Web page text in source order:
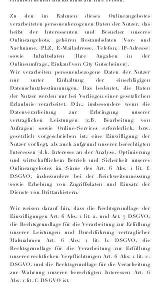
Zu den im Rahmen dieses Onlineangebotes
verarbeiteten personenbezogenen Daten der Nutzer, das
heißt der Interessenten und Besucher unseres
Onlineangebots, gehören Bestandsdaten (Vor- und
Nachname, PLZ, E-Mailadresse, Telefon, IP-Adresse)
sowie Inhaltsdaten (Ihre Angaben in der
Onlineumfrage, Einkauf von City Gutscheinen).
Wir verarbeiten personenbezogene Daten der Nutzer
nur unter Einhaltung der einschlägigen
Datenschutzbestimmungen. Das bedeutet, die Daten
der Nutzer werden nur bei Vorliegen einer gesetzlichen
Erlaubnis verarbeitet. D.h., insbesondere wenn die
Datenverarbeitung zur Erbringung unserer
vertraglichen Leistungen (z.B. Bearbeitung von
Anfragen) sowie Online-Services erforderlich, bzw.
gesetzlich vorgeschrieben ist, eine Einwilligung der
Nutzer vorliegt, als auch aufgrund unserer berechtigten
Interessen (d.h. Interesse an der Analyse, Optimierung
und wirtschaftlichem Betrieb und Sicherheit unseres
Onlineangebotes im Sinne des Art. 6 Abs. 1 lit. f.
DSGVO, insbesondere bei der Reichweitenmessung
sowie Erhebung von Zugriffsdaten und Einsatz der
Dienste von Drittanbietern.
Wir weisen darauf hin, dass die Rechtsgrundlage der
Einwilligungen Art. 6 Abs. 1 lit. a. und Art. 7 DSGVO,
die Rechtsgrundlage für die Verarbeitung zur Erfüllung
unserer Leistungen und Durchführung vertraglicher
Maßnahmen Art. 6 Abs. 1 lit. b. DSGVO, die
Rechtsgrundlage für die Verarbeitung zur Erfüllung
unserer rechtlichen Verpflichtungen Art. 6 Abs. 1 lit. c.
DSGVO, und die Rechtsgrundlage für die Verarbeitung
zur Wahrung unserer berechtigten Interessen Art. 6
Abs. 1 lit. f. DSGVO ist.